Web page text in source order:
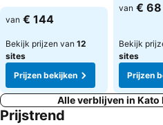
van € 144
Bekijk prijzen van 12
sites
Prijzen bekijken
van € 68
Bekijk
sites
Prijzen
Alle verblijven in Kato
Prijstrend